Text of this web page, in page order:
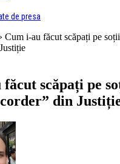
de presa
Cum i-au făcut scăpați pe
făcut scăpați pe
din